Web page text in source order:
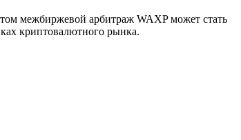
межбиржевой арбитраж WAXP может стать
криптовалютного рынка.